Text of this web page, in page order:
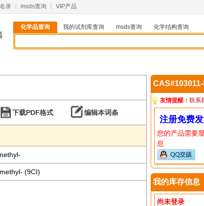
录 msds查询 VIP产品
化学品查询 我的试剂库查询 msds查询
化学结构查询
下载PDF格式 编辑本词条
(9CI)
友情提醒： 联系
注册免费
您的产品需要
息
我的库存信息
尚未登录